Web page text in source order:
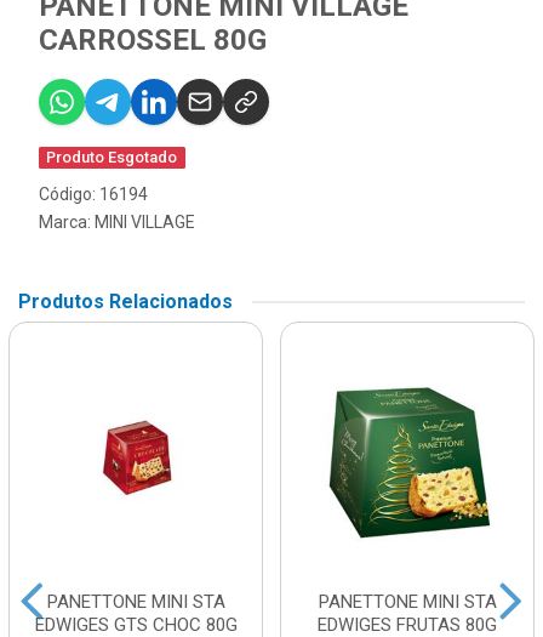
CARROSSEL 80G
Produto Esgotado
Código: 16194
Marca: MINI VILLAGE
Produtos Relacionados
PANETTONE MINI STA
EDWIGES GTS CHOC 80G
PANETTONE MINI STA
EDWIGES FRUTAS 80G